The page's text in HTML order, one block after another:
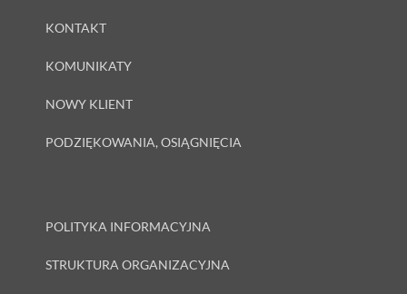
KONTAKT
KOMUNIKATY
NOWY KLIENT
PODZIĘKOWANIA, OSIĄGNIĘCIA
POLITYKA INFORMACYJNA
STRUKTURA ORGANIZACYJNA